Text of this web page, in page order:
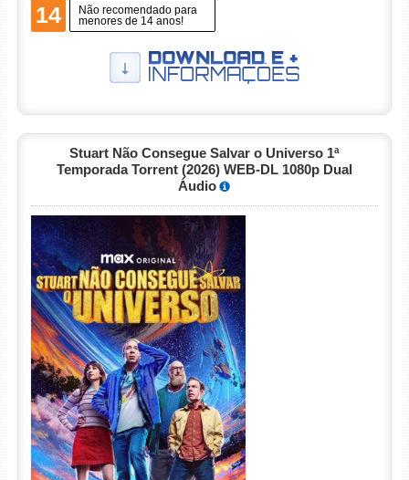
14
Não recomendado para
menores de 14 anos!
Stuart Não Consegue Salvar o Universo 1ª
Temporada Torrent (2026) WEB-DL 1080p Dual
Áudio